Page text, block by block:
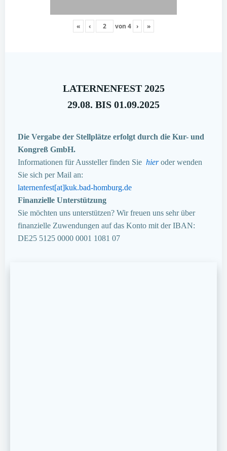
« ‹ von 4 › »
LATERNENFEST 2025
29.08. BIS 01.09.2025
Die Vergabe der Stellplätze erfolgt durch die Kur- und
Kongreß GmbH.
Informationen für Aussteller finden Sie hieroder wenden
Sie sich per Mail an:
laternenfest[at]kuk.bad-homburg.de
Finanzielle Unterstützung
Sie möchten uns unterstützen? Wir freuen uns sehr über
finanzielle Zuwendungen auf das Konto mit der IBAN:
DE25 5125 0000 0001 1081 07